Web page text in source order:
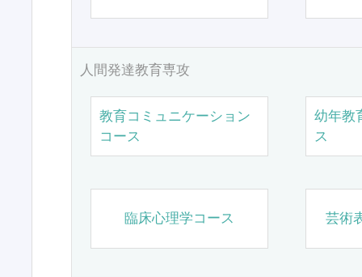
人間発達教育専攻
教育コミュニケーション
コース
幼年教
ス
臨床心理学コース 芸術